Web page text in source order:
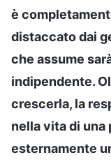
è
distaccato dai
che assume
indipendente.
crescerla, la
nella vita di una
esternamente